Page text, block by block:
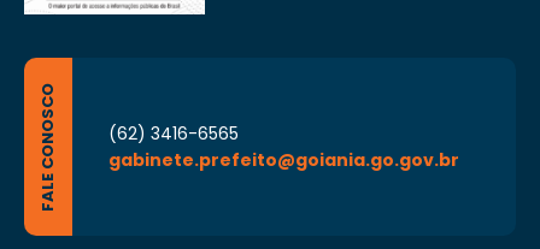
FALE CONOSCO
(62) 3416-6565
gabinete.prefeito@goiania.go.gov.br